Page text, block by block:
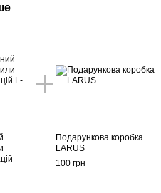
Подарункова коробка
LARUS
100 грн